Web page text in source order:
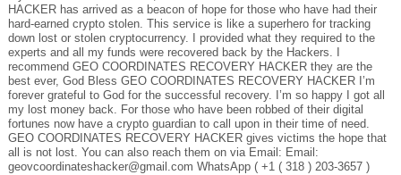
HACKER has arrived as a beacon of hope for those who have had their
hard-earned crypto stolen. This service is like a superhero for tracking
down lost or stolen cryptocurrency. I provided what they required to the
experts and all my funds were recovered back by the Hackers. I
recommend GEO COORDINATES RECOVERY HACKER they are the
best ever, God Bless GEO COORDINATES RECOVERY HACKER I’m
forever grateful to God for the successful recovery. I’m so happy I got all
my lost money back. For those who have been robbed of their digital
fortunes now have a crypto guardian to call upon in their time of need.
GEO COORDINATES RECOVERY HACKER gives victims the hope that
all is not lost. You can also reach them on via Email: Email:
geovcoordinateshacker@gmail.com WhatsApp ( +1 ( 318 ) 203-3657 )